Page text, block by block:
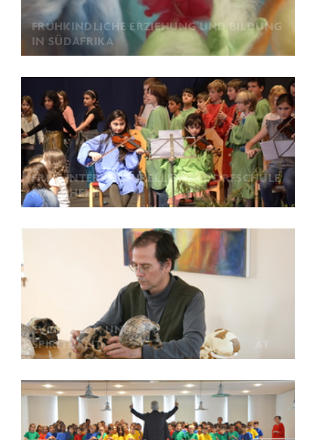
FRÜHKINDLICHE ERZIEHUNG UND BILDUNG
IN SÜDAFRIKA
FREIE INTERKULTURELLE WALDORFSCHULE
MANNHEIM
EVOLUTION UND
SPIRITUALITÄT